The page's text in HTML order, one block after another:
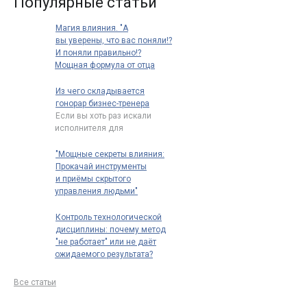
Магия влияния. "А
вы уверены, что вас поняли!?
И поняли правильно!?
Мощная формула от отца
тебя нельзя было не понять"
"Вы уверены, что вас поняли?
что имел ввиду Марк Фабий
Квинтилиан* сказав:
Из чего складывается
гонорар бизнес-тренера
Если вы хоть раз искали
исполнителя для
то наверняка замечали…
"Мощные секреты влияния:
Прокачай инструменты
и приёмы скрытого
управления людьми"
управляет тот, кто проявляет
наибольшую гибкость"
восходит к кибернетике…
Контроль технологической
дисциплины: почему метод
"не работает" или не даёт
ожидаемого результата?
дисциплины: почему метод
Все статьи